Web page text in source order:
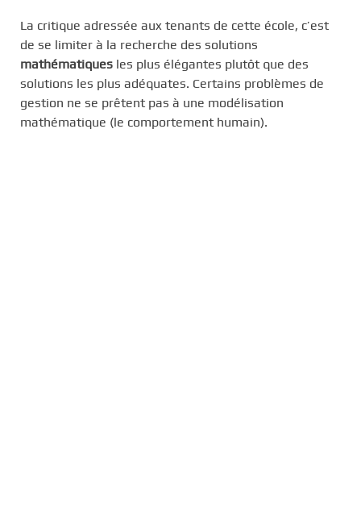
La critique adressée aux tenants de cette école, c’est
de se limiter à la recherche des solutions
mathématiques les plus élégantes plutôt que des
solutions les plus adéquates. Certains problèmes de
gestion ne se prêtent pas à une modélisation
mathématique (le comportement humain).